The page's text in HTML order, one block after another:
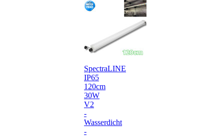
SpectraLINE
IP65
120cm
30W
V2
-
Wasserdicht
-